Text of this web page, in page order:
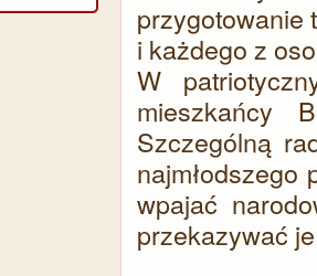
przygotowanie
i każdego z
W
mieszkańcy
Szczególną
wpajać
przekazywać